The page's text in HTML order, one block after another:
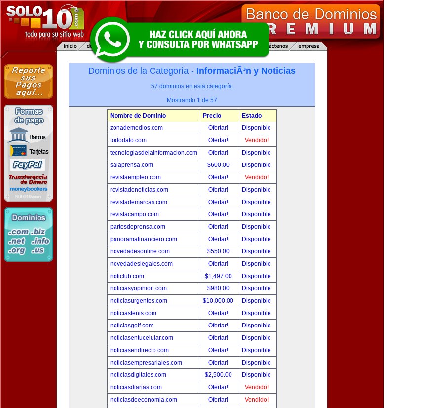
Dominios de la Categoría - InformaciÃ³n y Noticias
57 dominios en esta categoría.
Mostrando 1 de 57
Nombre de Dominio Precio
Estado
zonademedios.com
Ofertar!
Disponible
tododato.com
Ofertar!
Vendido!
tecnologiasdelainformacion.com
Ofertar!
Disponible
salaprensa.com
$600.00
Disponible
revistaempleo.com
Ofertar!
Vendido!
revistadenoticias.com
Ofertar!
Disponible
revistademarcas.com
Ofertar!
Disponible
revistacampo.com
Ofertar!
Disponible
partesdeprensa.com
Ofertar!
Disponible
panoramafinanciero.com
Ofertar!
Disponible
novedadesonline.com
$550.00
Disponible
novedadeslegales.com
Ofertar!
Disponible
noticlub.com
$1,497.00
Disponible
noticiasyopinion.com
$980.00
Disponible
noticiasurgentes.com
$10,000.00
Disponible
noticiastenis.com
Ofertar!
Disponible
noticiasgolf.com
Ofertar!
Disponible
noticiasentucelular.com
Ofertar!
Disponible
noticiasendirecto.com
Ofertar!
Disponible
noticiasempresariales.com
Ofertar!
Disponible
noticiasdigitales.com
$2,500.00
Disponible
noticiasdiarias.com
Ofertar!
Vendido!
noticiasdeeconomia.com
Ofertar!
Vendido!